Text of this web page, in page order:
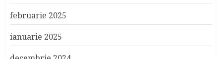
februarie 2025
ianuarie 2025